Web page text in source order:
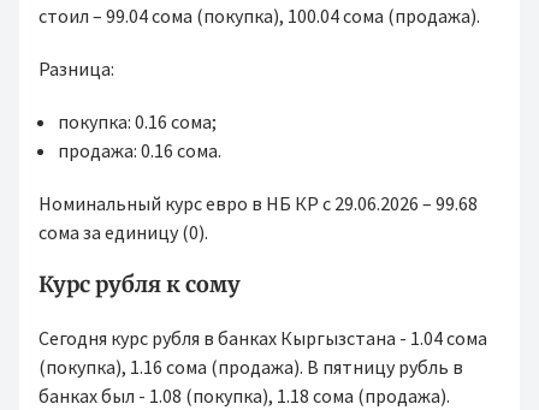
стоил – 99.04 сома (покупка), 100.04 сома (продажа).
Разница:
покупка: 0.16 сома;
продажа: 0.16 сома.
Номинальный курс евро в НБ КР с 29.06.2026 – 99.68
сома за единицу (0).
Курс рубля к сому
Сегодня курс рубля в банках Кыргызстана - 1.04 сома
(покупка), 1.16 сома (продажа). В пятницу рубль в
банках был - 1.08 (покупка), 1.18 сома (продажа).